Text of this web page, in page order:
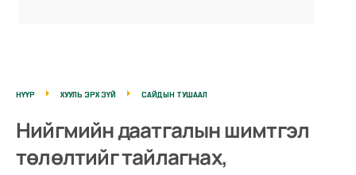
НҮҮР ХУУЛЬ ЭРХ ЗҮЙ САЙДЫН ТУШААЛ
Нийгмийн даатгалын шимтгэл
төлөлтийг тайлагнах,